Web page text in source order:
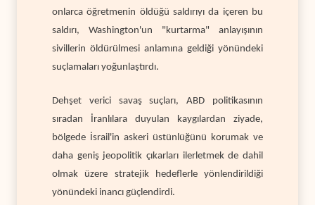
onlarca öğretmenin öldüğü saldırıyı da içeren bu
saldırı, Washington'un "kurtarma" anlayışının
sivillerin öldürülmesi anlamına geldiği yönündeki
suçlamaları yoğunlaştırdı.
Dehşet verici savaş suçları, ABD politikasının
sıradan İranlılara duyulan kaygılardan ziyade,
bölgede İsrail'in askeri üstünlüğünü korumak ve
daha geniş jeopolitik çıkarları ilerletmek de dahil
olmak üzere stratejik hedeflerle yönlendirildiği
yönündeki inancı güçlendirdi.